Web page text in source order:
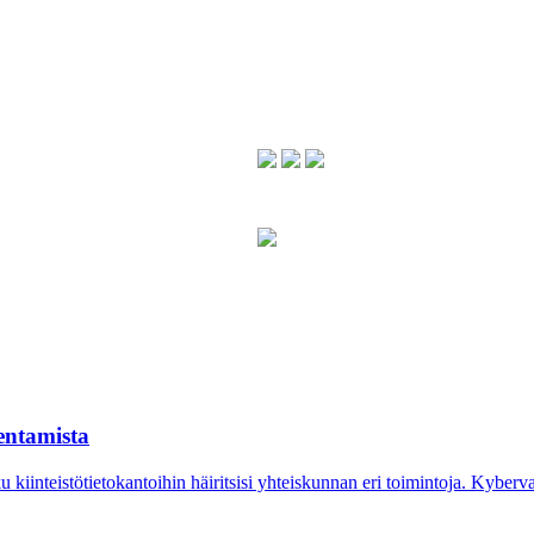
kiinteistö­tietokantoihin häiritsisi yhteiskunnan eri toimintoja.